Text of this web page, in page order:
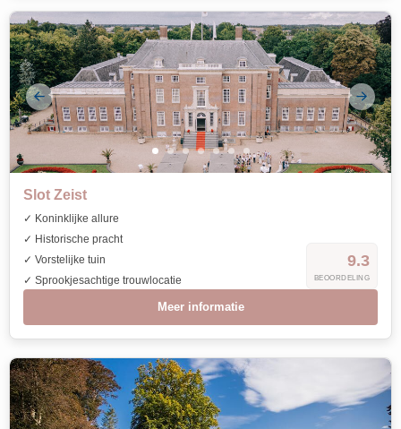
Slot Zeist
✓ Koninklijke allure
✓ Historische pracht
✓ Vorstelijke tuin
✓ Sprookjesachtige trouwlocatie
9.3
BEOORDELING
Meer informatie